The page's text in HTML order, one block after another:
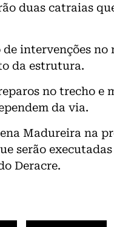
duas catraias
intervenções
da estrutura.
no trecho e
da via.
Madureira na
serão
Deracre.